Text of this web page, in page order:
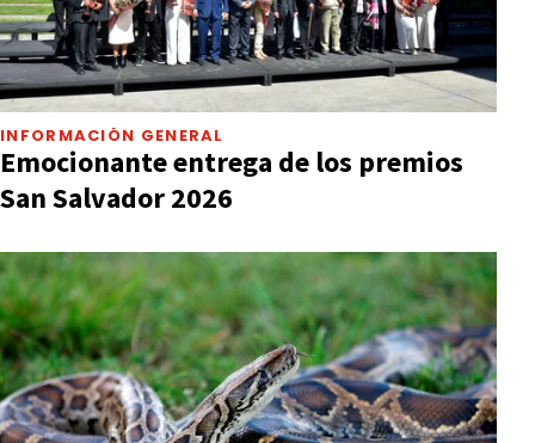
INFORMACIÓN GENERAL
Emocionante entrega de los premios
San Salvador 2026